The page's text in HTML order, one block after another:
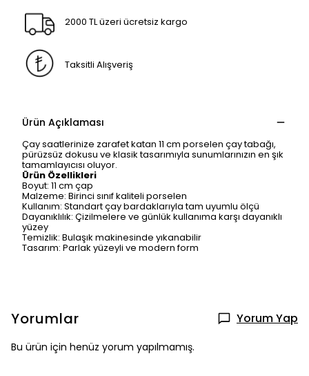
2000 TL üzeri ücretsiz kargo
Taksitli Alışveriş
Ürün Açıklaması
Çay saatlerinize zarafet katan 11 cm porselen çay tabağı,
pürüzsüz dokusu ve klasik tasarımıyla sunumlarınızın en şık
tamamlayıcısı oluyor.
Ürün Özellikleri
Boyut: 11 cm çap
Malzeme: Birinci sınıf kaliteli porselen
Kullanım: Standart çay bardaklarıyla tam uyumlu ölçü
Dayanıklılık: Çizilmelere ve günlük kullanıma karşı dayanıklı
yüzey
Temizlik: Bulaşık makinesinde yıkanabilir
Tasarım: Parlak yüzeyli ve modern form
Yorumlar Yorum Yap
Bu ürün için henüz yorum yapılmamış.